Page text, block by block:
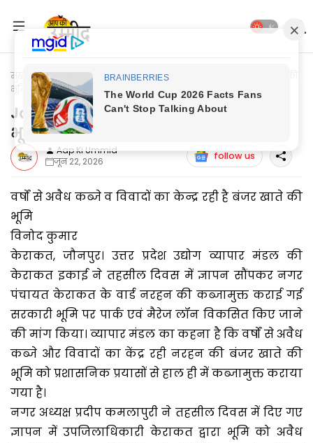
मुख्यपृष्ठ Jaunpur News
Jaunpur News: कब्जा मुक्त बंजर खाते की
भूमि पर पार्क व लॉन बनाने की उठी मांग
Jaunpur News: कब्जा मुक्त बंजर खाते की
भूमि पर पार्क व लॉन बनाने की उठी मांग
Aap Ki Ummid
जून 22, 2026
follow us
वर्षों से अवैध कब्जे व विवादों का केन्द्र रही है बंजर खाते की
भूमि
विनोद कुमार
केराकत, जौनपुर। उत्तर प्रदेश उद्योग व्यापार मंडल की
केराकत इकाई ने तहसील दिवस में ज्ञापन सौंपकर नगर
पंचायत केराकत के वार्ड नरहन की कब्जामुक्त कराई गई
सरकारी भूमि पर पार्क एवं मैरेज लॉन विकसित किए जाने
की मांग किया। व्यापार मंडल का कहना है कि वर्षों से अवैध
कब्जे और विवादों का केंद्र रही नरहन की बंजर खाते की
भूमि को प्रशासनिक प्रयासों से हाल ही में कब्जामुक्त कराया
गया है।
नगर अध्यक्ष प्रदीप कमलापुरी ने तहसील दिवस में दिए गए
ज्ञापन में उपजिलाधिकारी केराकत द्वारा भूमि को अवैध